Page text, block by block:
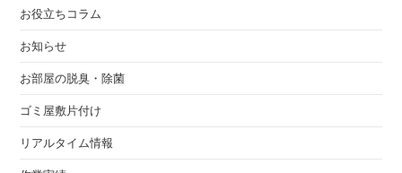
お役立ちコラム
お知らせ
お部屋の脱臭・除菌
ゴミ屋敷片付け
リアルタイム情報